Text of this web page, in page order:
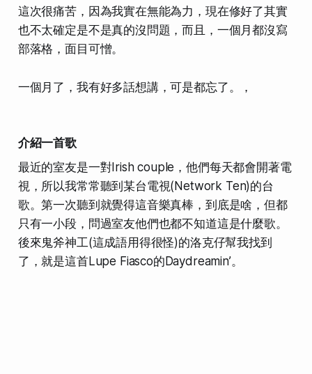
這次很痛苦，因為我實在無能為力，現在修好了其實
也不太確定是不是真的沒問題，而且，一個月都沒寫
部落格，面目可憎。
一個月了， 我有好多話想講，可是都忘了。，
介紹一首歌
最近的室友是一對Irish couple，他們每天都會開著電
視，所以我常常聽到某台電視(Network Ten)的台
歌。第一次聽到就覺得這音樂真棒，到底是啥，但都
只有一小段，問過室友他們也都不知道這是什麼歌。
後來鬼斧神工(這成語用得很怪)的洛克仔幫我找到
了， 就是這首Lupe Fiasco的Daydreamin’。